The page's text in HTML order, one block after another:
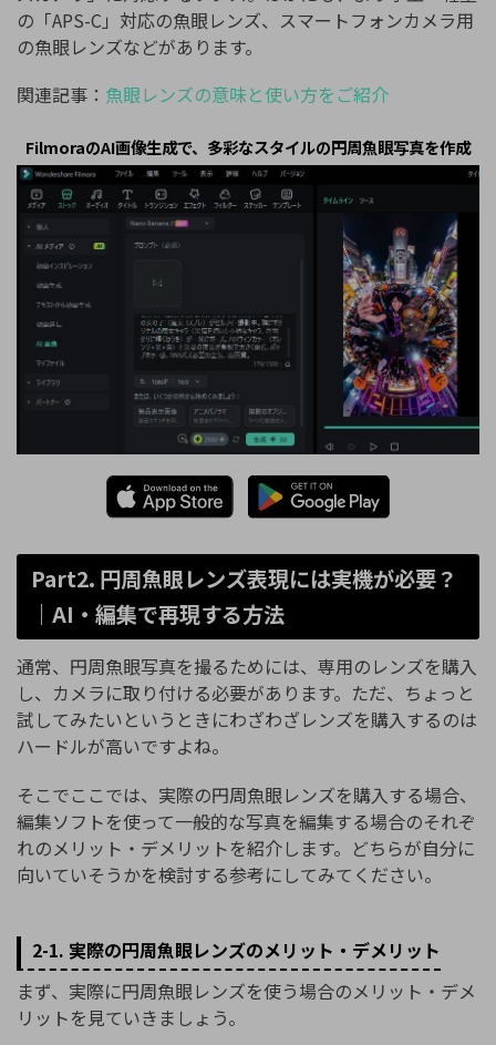
の「APS-C」対応の魚眼レンズ、スマートフォンカメラ用
の魚眼レンズなどがあります。
関連記事： 魚眼レンズの意味と使い方をご紹介
FilmoraのAI画像生成で、多彩なスタイルの円周魚眼写真を作成
Part2. 円周魚眼レンズ表現には実機が必要？
｜AI・編集で再現する方法
通常、円周魚眼写真を撮るためには、専用のレンズを購入
し、カメラに取り付ける必要があります。ただ、ちょっと
試してみたいというときにわざわざレンズを購入するのは
ハードルが高いですよね。
そこでここでは、実際の円周魚眼レンズを購入する場合、
編集ソフトを使って一般的な写真を編集する場合のそれぞ
れのメリット・デメリットを紹介します。どちらが自分に
向いていそうかを検討する参考にしてみてください。
2-1. 実際の円周魚眼レンズのメリット・デメリット
まず、実際に円周魚眼レンズを使う場合のメリット・デメ
リットを見ていきましょう。